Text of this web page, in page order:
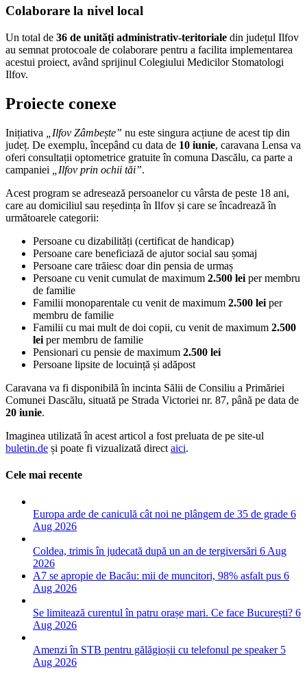
Colaborare la nivel local
Un total de 36 de unități administrativ-teritoriale din județul Ilfov
au semnat protocoale de colaborare pentru a facilita implementarea
acestui proiect, având sprijinul Colegiului Medicilor Stomatologi
Ilfov.
Proiecte conexe
Inițiativa „Ilfov Zâmbește” nu este singura acțiune de acest tip din
județ. De exemplu, începând cu data de 10 iunie, caravana Lensa va
oferi consultații optometrice gratuite în comuna Dascălu, ca parte a
campaniei
„Ilfov prin ochii tăi”.
Acest program se adresează persoanelor cu vârsta de peste 18 ani,
care au domiciliul sau reședința în Ilfov și care se încadrează în
următoarele categorii:
Persoane cu dizabilități (certificat de handicap)
Persoane care beneficiază de ajutor social sau șomaj
Persoane care trăiesc doar din pensia de urmaș
Persoane cu venit cumulat de maximum 2.500 lei per membru
de familie
Familii monoparentale cu venit de maximum 2.500 lei per
membru de familie
Familii cu mai mult de doi copii, cu venit de maximum 2.500
lei per membru de familie
Pensionari cu pensie de maximum 2.500 lei
Persoane lipsite de locuință și adăpost
Caravana va fi disponibilă în incinta Sălii de Consiliu a Primăriei
Comunei Dascălu, situată pe Strada Victoriei nr. 87, până pe data de
20 iunie.
Imaginea utilizată în acest articol a fost preluata de pe site-ul
buletin.de și poate fi vizualizată direct aici.
Cele mai recente
Europa arde de caniculă cât noi ne plângem de 35 de grade 6
Aug 2026
Coldea, trimis în judecată după un an de tergiversări 6 Aug
2026
A7 se apropie de Bacău: mii de muncitori, 98% asfalt pus 6
Aug 2026
Se limitează curentul în patru orașe mari. Ce face București? 6
Aug 2026
Amenzi în STB pentru gălăgioșii cu telefonul pe speaker 5
Aug 2026